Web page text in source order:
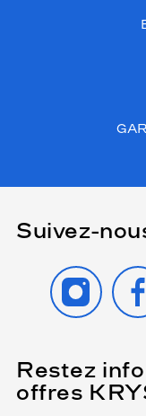
Suivez-
Restez
offres
Name
(Ce
champ
est